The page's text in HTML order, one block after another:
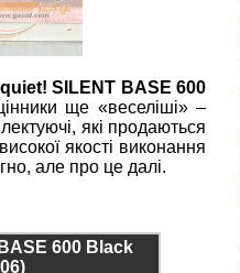
quiet! SILENT BASE 600
ще «веселіші» –
які продаються
якості виконання
але про це далі.
600 Black